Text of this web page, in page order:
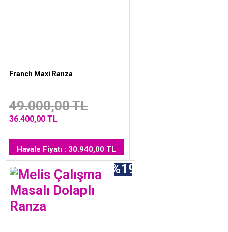
Franch Maxi Ranza
49.000,00 TL
36.400,00 TL
Havale Fiyatı : 30.940,00 TL
%19